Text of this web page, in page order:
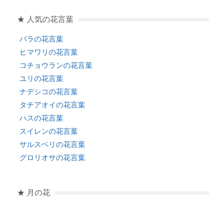
★ 人気の花言葉
バラの花言葉
ヒマワリの花言葉
コチョウランの花言葉
ユリの花言葉
ナデシコの花言葉
タチアオイの花言葉
ハスの花言葉
スイレンの花言葉
サルスベリの花言葉
グロリオサの花言葉
★ 月の花